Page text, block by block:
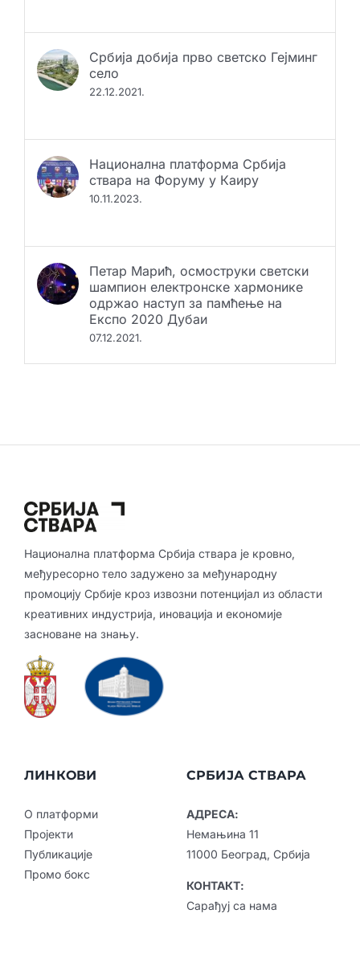
Србија добија прво светско Гејминг
село
22.12.2021.
Национална платформа Србија
ствара на Форуму у Каиру
10.11.2023.
Петар Марић, осмоструки светски
шампион електронске хармонике
одржао наступ за памћење на
Експо 2020 Дубаи
07.12.2021.
Национална платформа Србија ствара је кровно,
међуресорно тело задужено за међународну
промоцију Србије кроз извозни потенцијал из области
креативних индустрија, иновација и економије
засноване на знању.
ЛИНКОВИ
О платформи
Пројекти
Публикације
Промо бокс
СРБИЈА СТВАРА
АДРЕСА:
Немањина 11
11000 Београд, Србија
КОНТАКТ:
Сарађуј са нама